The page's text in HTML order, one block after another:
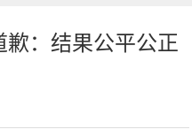
：结果公平公正